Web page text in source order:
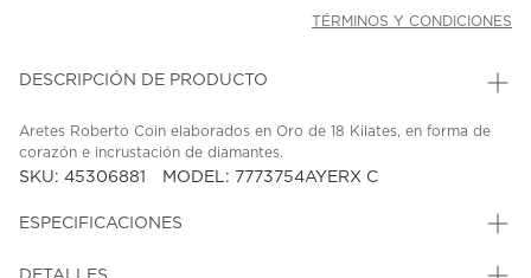
TÉRMINOS Y CONDICIONES
DESCRIPCIÓN DE PRODUCTO
Aretes Roberto Coin elaborados en Oro de 18 Kilates, en forma de
corazón e incrustación de diamantes.
SKU: 45306881 MODEL: 7773754AYERX C
ESPECIFICACIONES